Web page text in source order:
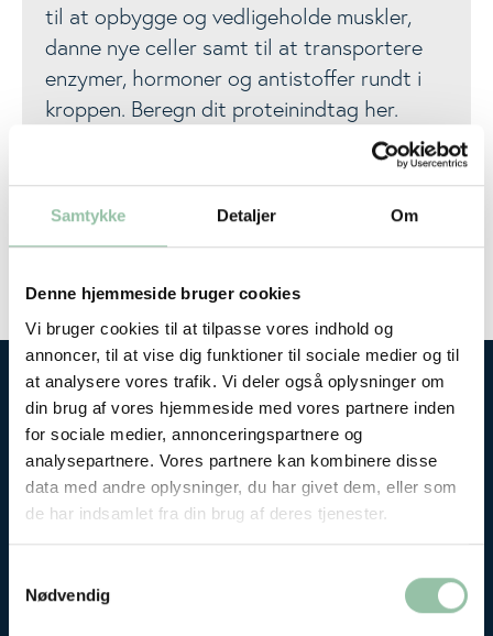
Samtykke Detaljer Om
Denne hjemmeside bruger cookies
Vi bruger cookies til at tilpasse vores indhold og
annoncer, til at vise dig funktioner til sociale medier og til
at analysere vores trafik. Vi deler også oplysninger om
din brug af vores hjemmeside med vores partnere inden
for sociale medier, annonceringspartnere og
analysepartnere. Vores partnere kan kombinere disse
data med andre oplysninger, du har givet dem, eller som
de har indsamlet fra din brug af deres tjenester.
Nødvendig
Materialer
Nyheder
Events
til at opbygge og vedligeholde muskler,
danne nye celler samt til at transportere
enzymer, hormoner og antistoffer rundt i
kroppen. Beregn dit proteinindtag her.
Har du prøvet de andre beregnere?
Lav personlige måltidsplaner med Måltidsberegneren